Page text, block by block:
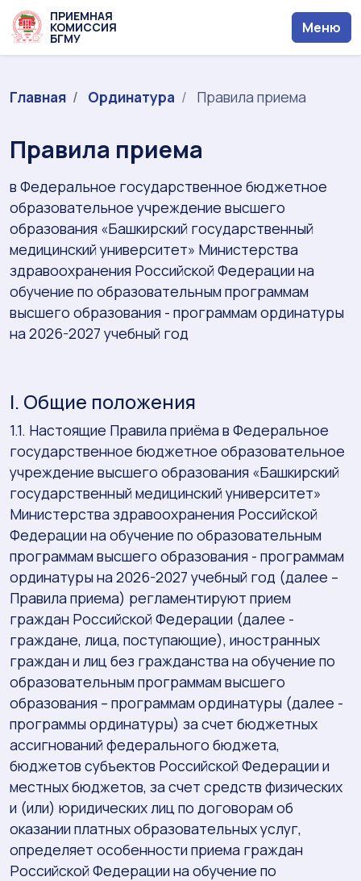
ПРИЕМНАЯ
КОМИССИЯ
БГМУ
Меню
Главная Ординатура Правила приема
Правила приема
в Федеральное государственное бюджетное
образовательное учреждение высшего
образования «Башкирский государственный
медицинский университет» Министерства
здравоохранения Российской Федерации на
обучение по образовательным программам
высшего образования - программам ординатуры
на 2026-2027 учебный год
I. Общие положения
1.1. Настоящие Правила приёма в Федеральное
государственное бюджетное образовательное
учреждение высшего образования «Башкирский
государственный медицинский университет»
Министерства здравоохранения Российской
Федерации на обучение по образовательным
программам высшего образования - программам
ординатуры на 2026-2027 учебный год (далее –
Правила приема) регламентируют прием
граждан Российской Федерации (далее -
граждане, лица, поступающие), иностранных
граждан и лиц без гражданства на обучение по
образовательным программам высшего
образования – программам ординатуры (далее -
программы ординатуры) за счет бюджетных
ассигнований федерального бюджета,
бюджетов субъектов Российской Федерации и
местных бюджетов, за счет средств физических
и (или) юридических лиц по договорам об
оказании платных образовательных услуг,
определяет особенности приема граждан
Российской Федерации на обучение по